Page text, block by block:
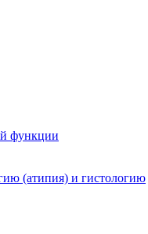
функции
(атипия) и гистологию